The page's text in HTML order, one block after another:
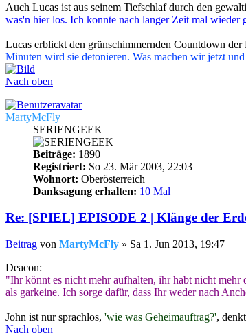
Auch Lucas ist aus seinem Tiefschlaf durch den
was'n hier los. Ich konnte nach langer Zeit mal
Lucas erblickt den grünschimmernden Countdown
Minuten wird sie detonieren. Was machen wir jetzt
Nach oben
MartyMcFly
SERIENGEEK
Beiträge: 1890
Registriert: So 23. Mär 2003, 22:03
Wohnort: Oberösterreich
Danksagung erhalten: 10 Mal
Re: [SPIEL] EPISODE 2 | Klänge der
Beitrag von MartyMcFly » Sa 1. Jun 2013, 19:47
Deacon:
"Ihr könnt es nicht mehr aufhalten, ihr habt nicht
als garkeine. Ich sorge dafür, dass Ihr weder nach
John ist nur sprachlos, 'wie was Geheimauftrag?',
Nach oben